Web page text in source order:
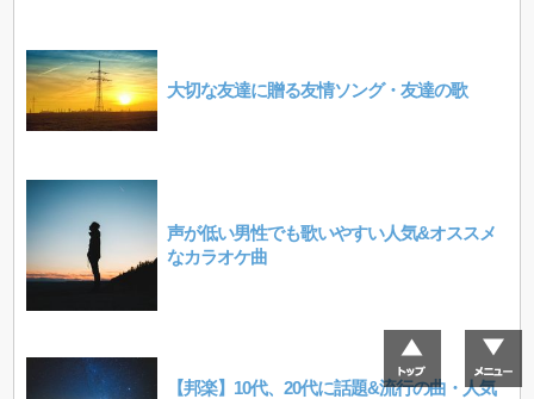
大切な友達に贈る友情ソング・友達の歌
声が低い男性でも歌いやすい人気&オススメ
なカラオケ曲
【邦楽】10代、20代に話題&流行の曲・人気